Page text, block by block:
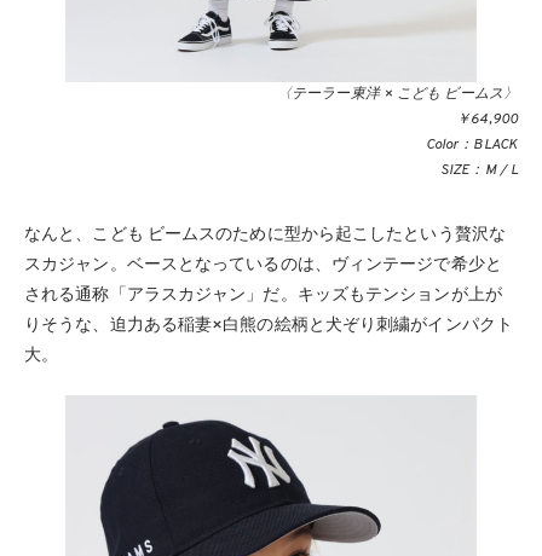
〈テーラー東洋 × こども ビームス〉
￥64,900
Color：BLACK
SIZE：M / L
なんと、こども ビームスのために型から起こしたという贅沢な
スカジャン。ベースとなっているのは、ヴィンテージで希少と
される通称「アラスカジャン」だ。キッズもテンションが上が
りそうな、迫力ある稲妻×白熊の絵柄と犬ぞり刺繍がインパクト
大。